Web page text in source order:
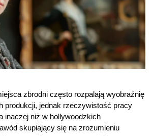
zbrodni często rozpalają wyobraźnię
produkcji, jednak rzeczywistość pracy
inaczej niż w hollywoodzkich
skupiający się na zrozumieniu